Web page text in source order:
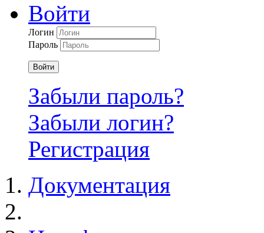
Войти
Логин
Пароль
Войти
Забыли пароль?
Забыли логин?
Регистрация
Документация